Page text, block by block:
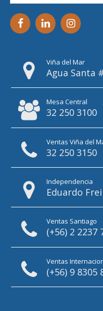
Viña del Mar
Agua Santa
Mesa Central
32 250 3100
Ventas Viña del
32 250 3150
Independencia
Eduardo
Ventas Santiago
(+56) 2 2237
Ventas
(+56) 9 8305